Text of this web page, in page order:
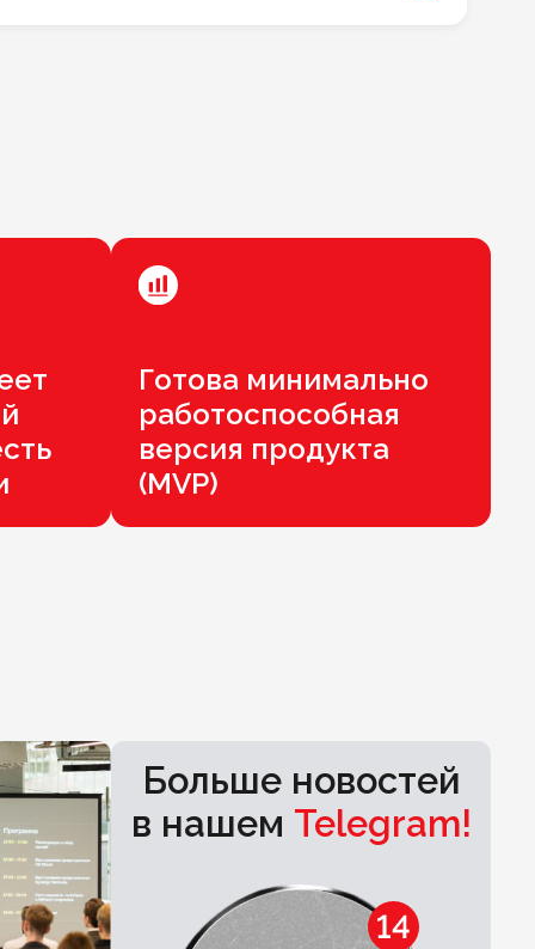
Готова минимально
работоспособная
версия продукта
(MVP)
Больше новостей
в нашем Telegram!
14